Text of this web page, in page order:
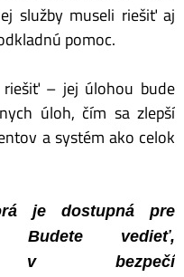
služby museli riešiť aj
pomoc.
– jej úlohou bude
úloh, čím sa zlepší
a systém ako celok
je dostupná pre
Budete vedieť,
v bezpečí